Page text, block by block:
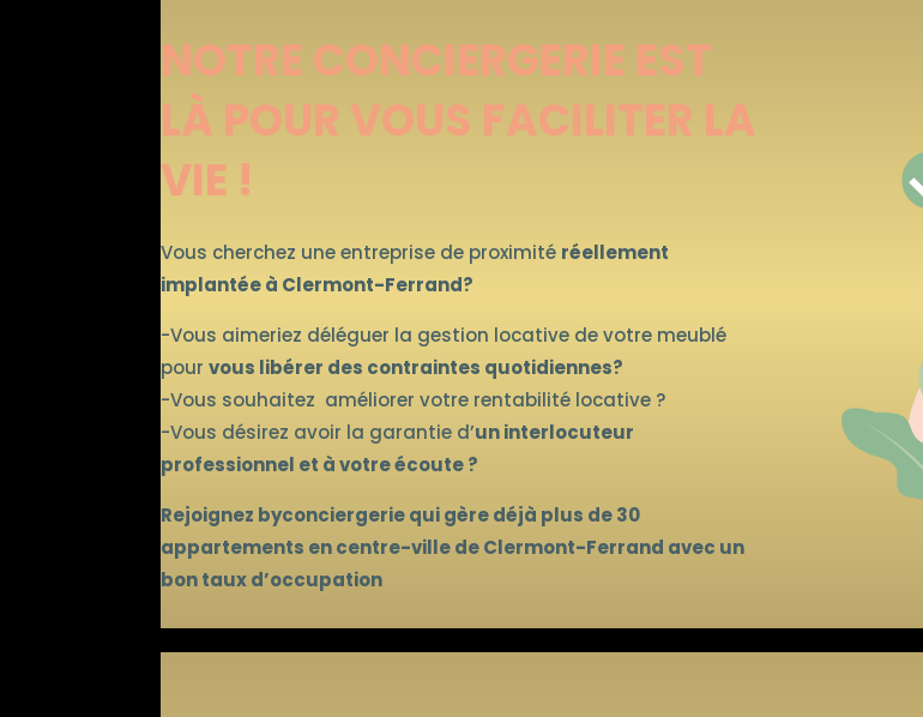
NOTRE CONCIERGERIE EST
LÀ POUR VOUS FACILITER LA
VIE !
Vous cherchez une entreprise de proximité réellement
implantée à Clermont-Ferrand?
-Vous aimeriez déléguer la gestion locative de votre meublé
pourvous libérer des contraintes quotidiennes?
-Vous souhaitez améliorer votre rentabilité locative ?
-Vous désirez avoir la garantie d’un interlocuteur
professionnel et à votre écoute ?
Rejoignez byconciergerie qui gère déjà plus de 30
appartements en centre-ville de Clermont-Ferrand avec un
bon taux d’occupation